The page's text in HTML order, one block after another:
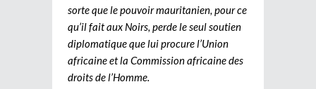
sorte que le pouvoir mauritanien, pour ce
qu’il fait aux Noirs, perde le seul soutien
diplomatique que lui procure l’Union
africaine et la Commission africaine des
droits de l’Homme.